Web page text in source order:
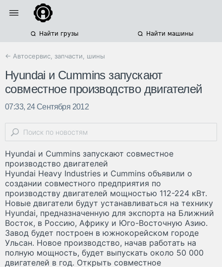
Найти грузы Найти машины
← Автосервис, запчасти, шины
Hyundai и Cummins запускают
совместное производство двигателей
07:33, 24 Сентября 2012
Hyundai и Cummins запускают совместное
производство двигателей
Hyundai Heavy Industries и Cummins объявили о
создании совместного предприятия по
производству двигателей мощностью 112-224 кВт.
Новые двигатели будут устанавливаться на технику
Hyundai, предназначенную для экспорта на Ближний
Восток, в Россию, Африку и Юго-Восточную Азию.
Завод будет построен в южнокорейском городе
Ульсан. Новое производство, начав работать на
полную мощность, будет выпускать около 50 000
двигателей в год. Открыть совместное